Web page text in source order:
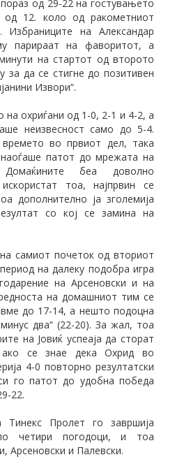
од 29-22 на гостувањето
12. коло од ракометниот
Избраниците на Александар
парираат на фаворитот, а
на стартот од второто
за да се стигне до позитивен
Извори“.
охриѓани од 1-0, 2-1 и 4-2, а
неизвесност само до 5-4.
во првиот дел, така
патот до мрежата на
Домаќините беа доволно
тоа, најпрвин се
дополнително ја зголемија
со кој се замина на
самиот почеток од вториот
на далеку подобра игра
на Арсеновски и на
на домашниот тим се
до 17-14, а нешто подоцна
два“ (22-20). За жал, тоа
на Јовиќ успеаја да сторат
се знае дека Охрид во
4-0 повторно резултатски
го патот до удобна победа
22.
Тинекс Пролет го завршија
четири погодоци, и тоа
Арсеновски и Палевски.